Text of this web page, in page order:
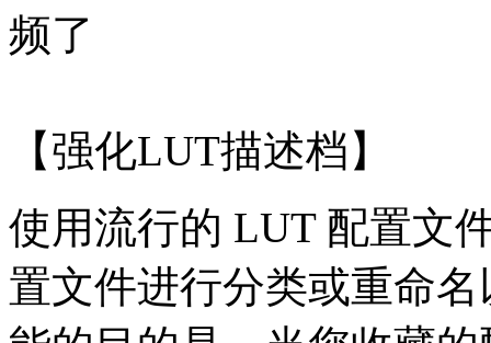
频了
【强化LUT描述档】
使用流行的 LUT 配置文
置文件进行分类或重命